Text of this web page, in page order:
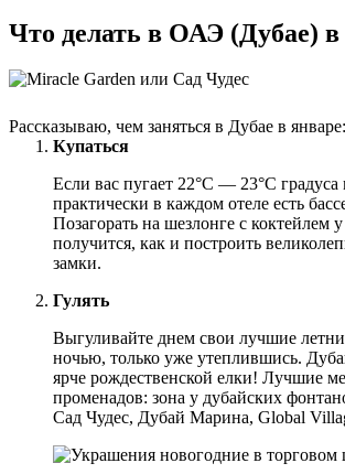
Что делать в ОАЭ (Дубае) в
Рассказываю, чем заняться в Дубае в январе:
Купаться
Если вас пугает 22°C — 23°C
практически в каждом отеле есть
Позагорать на шезлонге с коктейлем
получится, как и построить
замки.
Гулять
Выгуливайте днем свои лучшие
ночью, только уже утеплившись.
ярче рождественской елки! Лучшие
променадов: зона у дубайских
Сад Чудес, Дубай Марина, Global